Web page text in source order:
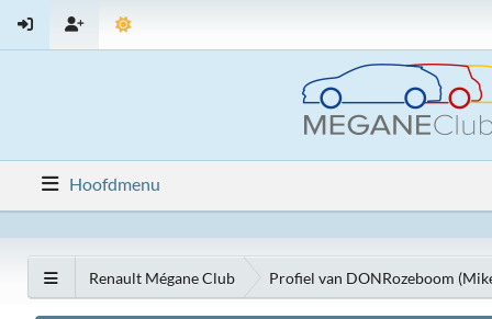
Hoofdmenu
Renault Mégane Club Profiel van DONRozeboom